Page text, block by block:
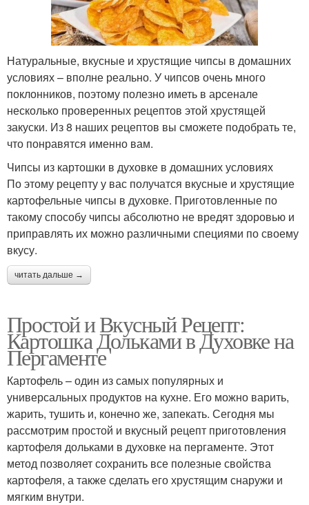
Натуральные, вкусные и хрустящие чипсы в домашних
условиях – вполне реально. У чипсов очень много
поклонников, поэтому полезно иметь в арсенале
несколько проверенных рецептов этой хрустящей
закуски. Из 8 наших рецептов вы сможете подобрать те,
что понравятся именно вам.
Чипсы из картошки в духовке в домашних условиях
По этому рецепту у вас получатся вкусные и хрустящие
картофельные чипсы в духовке. Приготовленные по
такому способу чипсы абсолютно не вредят здоровью и
приправлять их можно различными специями по своему
вкусу.
читать дальше →
Простой и Вкусный Рецепт:
Картошка Дольками в Духовке на
Пергаменте
Картофель – один из самых популярных и
универсальных продуктов на кухне. Его можно варить,
жарить, тушить и, конечно же, запекать. Сегодня мы
рассмотрим простой и вкусный рецепт приготовления
картофеля дольками в духовке на пергаменте. Этот
метод позволяет сохранить все полезные свойства
картофеля, а также сделать его хрустящим снаружи и
мягким внутри.